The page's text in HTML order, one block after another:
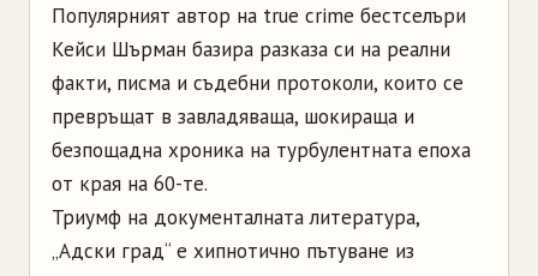
Популярният автор на true crime бестселъри
Кейси Шърман базира разказа си на реални
факти, писма и съдебни протоколи, които се
превръщат в завладяваща, шокираща и
безпощадна хроника на турбулентната епоха
от края на 60-те.
Триумф на документалната литература,
„Адски град“ е хипнотично пътуване из